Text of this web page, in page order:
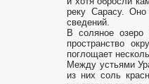
реку Сарасу.
сведений.
В соляное озеро
пространство
поглощает
Между устьями
из них соль